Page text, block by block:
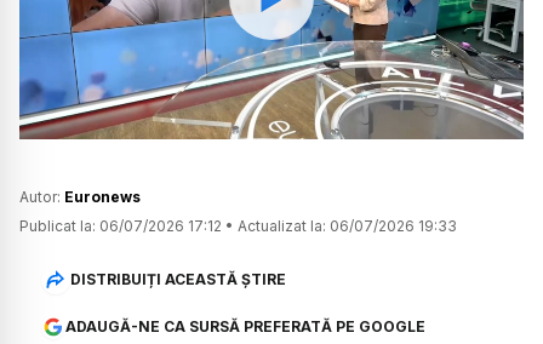
Watch
Autor: Euronews
Publicat la: 06/07/2026 17:12 • Actualizat la: 06/07/2026 19:33
DISTRIBUIȚI ACEASTĂ ȘTIRE
ADAUGĂ-NE CA SURSĂ PREFERATĂ PE GOOGLE